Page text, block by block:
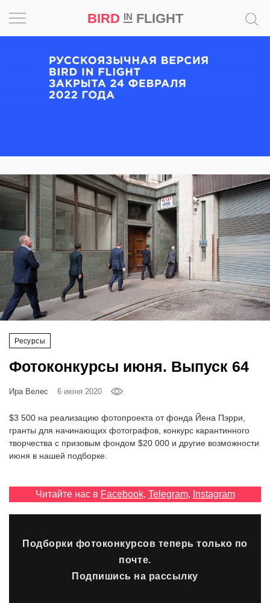
BIRD INFLIGHT
Ресурсы
Фотоконкурсы июня. Выпуск 64
Ира Велес 6 июня 2020
$3 500 на реализацию фотопроекта от фонда Йена Пэрри,
гранты для начинающих фотографов, конкурс карантинного
творчества с призовым фондом $20 000 и другие возможности
июня в нашей подборке.
Читайте нас в Facebook, Telegram, Instagram
Подборки фотоконкурсов теперь только по
почте.
Подпишись на рассылку